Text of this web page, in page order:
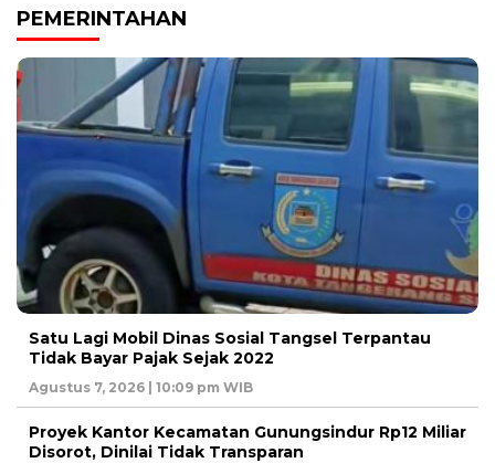
PEMERINTAHAN
Satu Lagi Mobil Dinas Sosial Tangsel Terpantau
Tidak Bayar Pajak Sejak 2022
Agustus 7, 2026 | 10:09 pm WIB
Proyek Kantor Kecamatan Gunungsindur Rp12 Miliar
Disorot, Dinilai Tidak Transparan